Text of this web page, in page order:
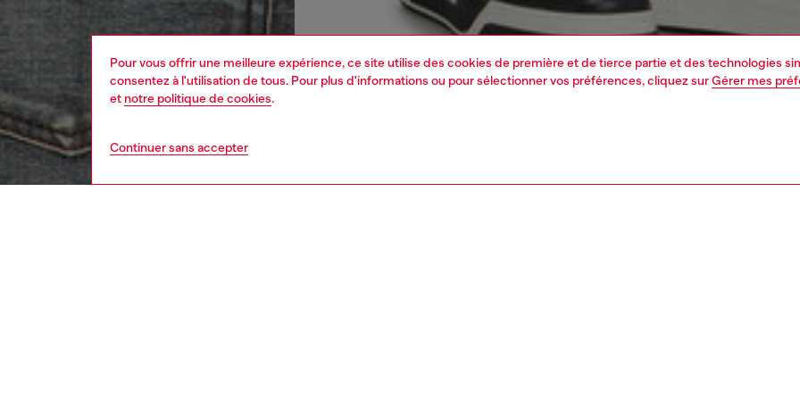
Pour vous offrir une meilleure expérience, ce site utilise des cookies de première et de tierce partie et des technologies
consentez à l'utilisation de tous. Pour plus d'informations ou pour sélectionner vos préférences, cliquez surGérer mes
et notre politique de cookies.
Continuer sans accepter